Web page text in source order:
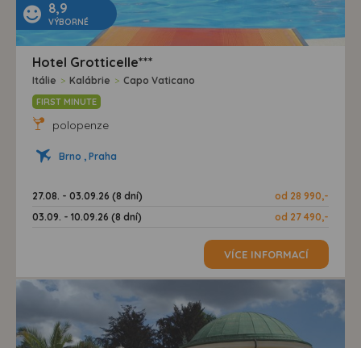
8,9
VÝBORNÉ
Hotel Grotticelle***
Itálie > Kalábrie > Capo Vaticano
FIRST MINUTE
polopenze
Brno , Praha
27.08. - 03.09.26 (8 dní)
od 28 990,-
03.09. - 10.09.26 (8 dní)
od 27 490,-
VÍCE INFORMACÍ